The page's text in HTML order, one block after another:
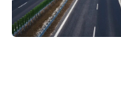
ZDJĘCIA